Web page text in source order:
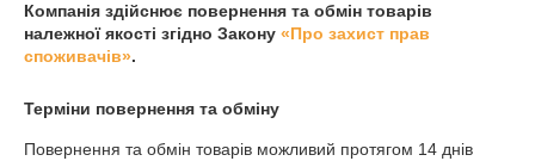
Компанія здійснює повернення та обмін товарів
належної якості згідно Закону «Про захист прав
споживачів».
Терміни повернення та обміну
Повернення та обмін товарів можливий протягом 14 днів